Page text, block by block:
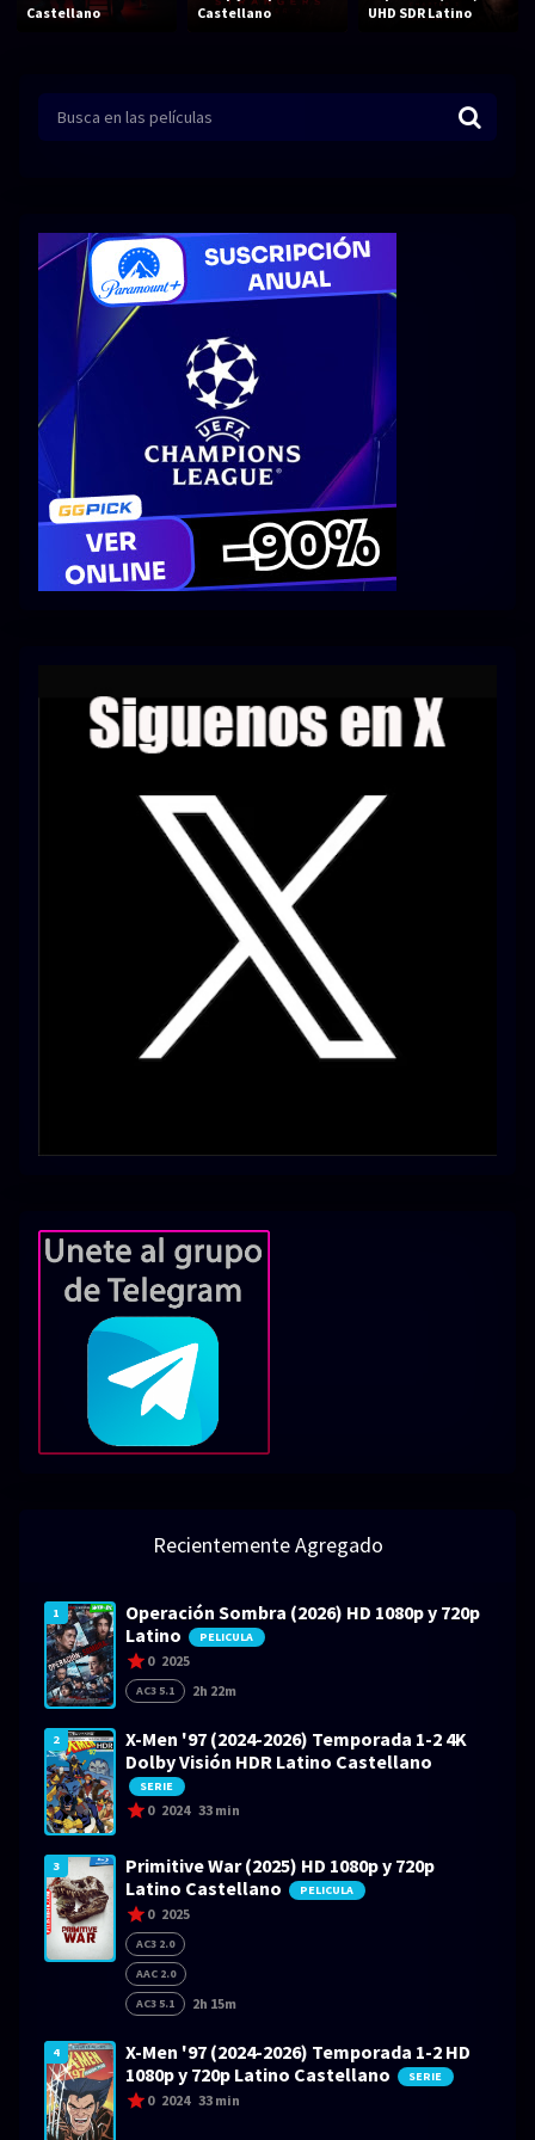
Comedia Crimen
Terror
Fantástico Romance
Bélico Thriller
Biográfico
SERIES
Series 1080p Series 4K HDR
Series 720p 2160p 4K SDR
Series 1080p 60 FPS
Castellano
Castellano
UHD SDR Latino
Recientemente Agregado
1
Operación Sombra (2026) HD 1080p y 720p
Latino
PELICULA
0 2025
AC3 5.1 2h 22m
2
X-Men '97 (2024-2026) Temporada 1-2 4K
Dolby Visión HDR Latino Castellano
SERIE
0 2024 33 min
3
Primitive War (2025) HD 1080p y 720p
Latino Castellano
PELICULA
0 2025
AC3 2.0
AAC 2.0
AC3 5.1
2h 15m
4
X-Men '97 (2024-2026) Temporada 1-2 HD
1080p y 720p Latino Castellano
SERIE
0 2024 33 min